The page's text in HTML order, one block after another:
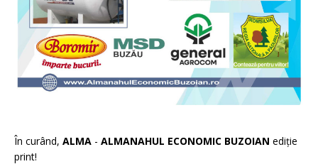
În curând, ALMA - ALMANAHUL ECONOMIC BUZOIAN ediție
print!